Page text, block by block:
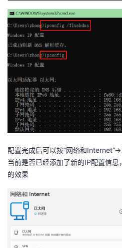
配置完成后可以按“网络和Internet”-
当前是否已经添加了新的IP配置信
的效果